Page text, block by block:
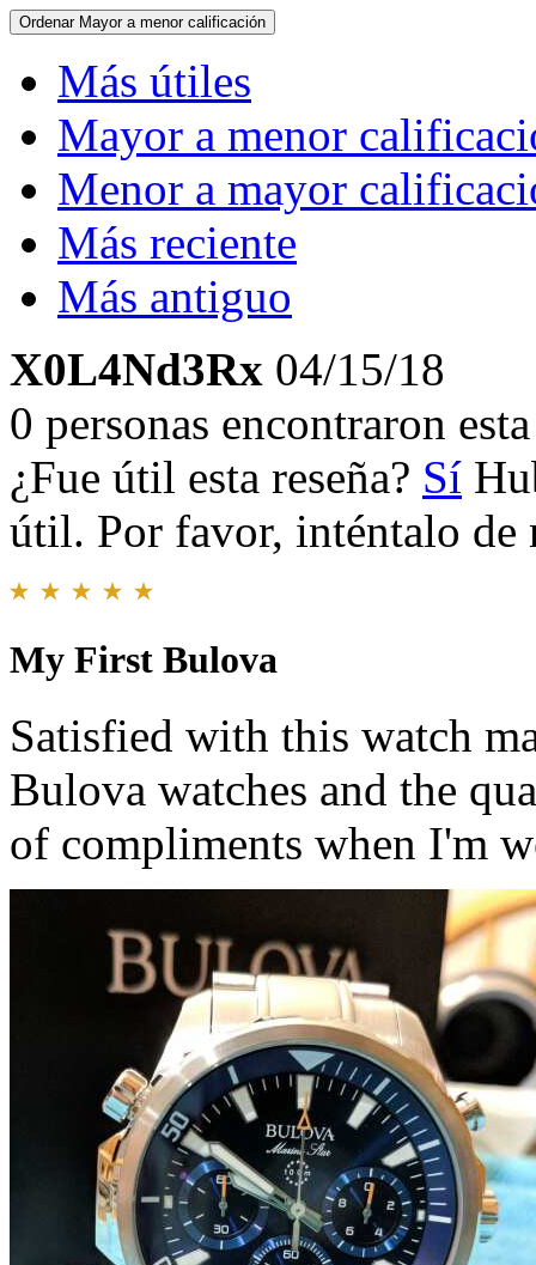
Ordenar Mayor a menor calificación
Más útiles
Mayor a menor
Menor a mayor
Más reciente
Más antiguo
X0L4Nd3Rx 04/15/18
0 personas encontraron
¿Fue útil esta reseña? Sí
útil. Por favor, inténtalo de
My First Bulova
Satisfied with this watch
Bulova watches and the
of compliments when I'm